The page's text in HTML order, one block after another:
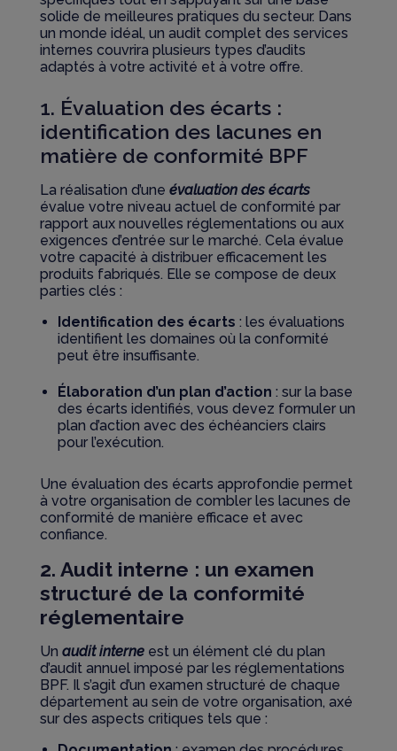
solide de meilleures pratiques du secteur. Dans
un monde idéal, un audit complet des services
internes couvrira plusieurs types d’audits
adaptés à votre activité et à votre offre.
1. Évaluation des écarts :
identification des lacunes en
matière de conformité BPF
La réalisation d’une évaluation des écarts
évalue votre niveau actuel de conformité par
rapport aux nouvelles réglementations ou aux
exigences d’entrée sur le marché. Cela évalue
votre capacité à distribuer efficacement les
produits fabriqués. Elle se compose de deux
parties clés :
Identification des écarts : les évaluations
identifient les domaines où la conformité
peut être insuffisante.
Élaboration d’un plan d’action : sur la base
des écarts identifiés, vous devez formuler un
plan d’action avec des échéanciers clairs
pour l’exécution.
Une évaluation des écarts approfondie permet
à votre organisation de combler les lacunes de
conformité de manière efficace et avec
confiance.
2. Audit interne : un examen
structuré de la conformité
réglementaire
Un audit interne est un élément clé du plan
d’audit annuel imposé par les réglementations
BPF. Il s’agit d’un examen structuré de chaque
département au sein de votre organisation, axé
sur des aspects critiques tels que :